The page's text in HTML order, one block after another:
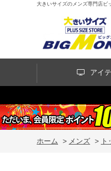
大きいサイズのメンズ専門店ビ
アイ
ホーム > メンズ > ト